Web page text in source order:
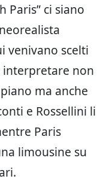
Paris” ci siano
venivano scelti
non
ma anche
e Rossellini li
Paris
limousine su